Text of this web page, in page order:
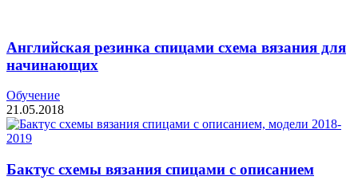
Английская резинка спицами схема вязания для
начинающих
Обучение
21.05.2018
Бактус схемы вязания спицами с описанием